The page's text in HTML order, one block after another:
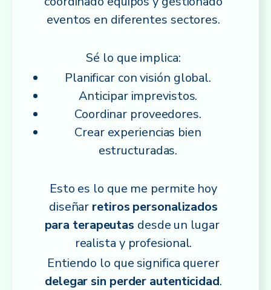
eventos en diferentes sectores.
Sé lo que implica:
Planificar con visión global.
Anticipar imprevistos.
Coordinar proveedores.
Crear experiencias bien
estructuradas.
Esto es lo que me permite hoy
diseñar retiros personalizados
para terapeutas desde un lugar
realista y profesional.
Entiendo lo que significa querer
delegar sin perder autenticidad.